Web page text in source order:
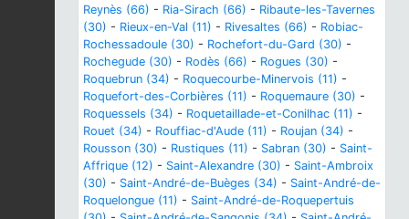
Reynès (66) - Ria-Sirach (66) - Ribaute-les-Tavernes
(30) - Rieux-en-Val (11) - Rivesaltes (66) - Robiac-
Rochessadoule (30) - Rochefort-du-Gard (30) -
Rochegude (30) - Rodès (66) - Rogues (30) -
Roquebrun (34) - Roquecourbe-Minervois (11) -
Roquefort-des-Corbières (11) - Roquemaure (30) -
Roquessels (34) - Roquetaillade-et-Conilhac (11) -
Rouet (34) - Rouffiac-d'Aude (11) - Roujan (34) -
Rousson (30) - Rustiques (11) - Sabran (30) - Saint-
Affrique (12) - Saint-Alexandre (30) - Saint-Ambroix
(30) - Saint-André-de-Buèges (34) - Saint-André-de-
Roquelongue (11) - Saint-André-de-Roquepertuis